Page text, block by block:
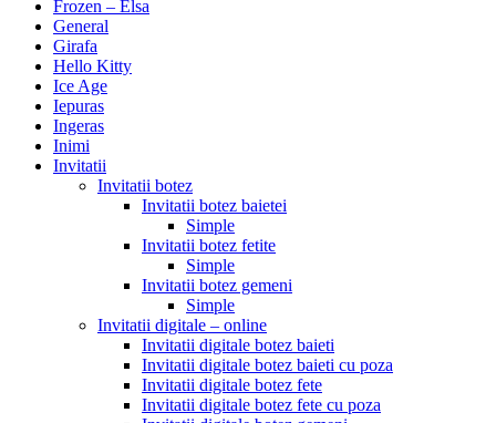
Frozen – Elsa
General
Girafa
Hello Kitty
Ice Age
Iepuras
Ingeras
Inimi
Invitatii
Invitatii botez
Invitatii botez baietei
Simple
Invitatii botez fetite
Simple
Invitatii botez gemeni
Simple
Invitatii digitale – online
Invitatii digitale botez baieti
Invitatii digitale botez baieti cu poza
Invitatii digitale botez fete
Invitatii digitale botez fete cu poza